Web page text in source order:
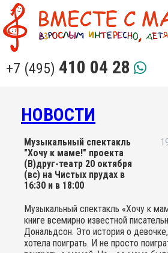
+7 (495) 410 04 28
НОВОСТИ
Музыкальный спектакль
"Хочу к маме!" проекта
(В)друг-театр 20 октября
(вс) на Чистых прудах в
16:30 и в 18:00
Музыкальный спектакль «Хочу к
книге всемирно известной
Дональдсон. Это история о
хотела поиграть. И не просто